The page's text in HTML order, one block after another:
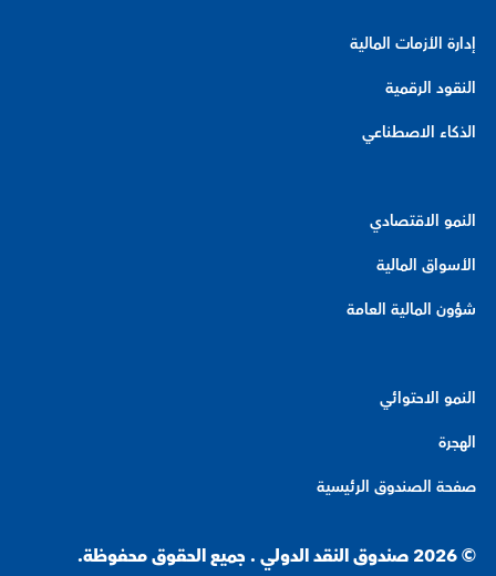
إدارة الأزمات المالية
النقود الرقمية
الذكاء الاصطناعي
النمو الاقتصادي
الأسواق المالية
شؤون المالية العامة
النمو الاحتوائي
الهجرة
صفحة الصندوق الرئيسية
© 2026 صندوق النقد الدولي . جميع الحقوق محفوظة.